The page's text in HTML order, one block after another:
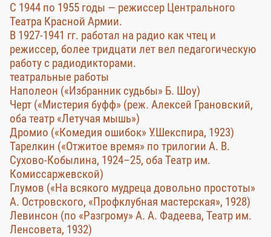
С 1944 по 1955 годы — режиссер Центрального
Театра Красной Армии.
В 1927-1941 гг. работал на радио как чтец и
режиссер, более тридцати лет вел педагогическую
работу с радиодикторами.
театральные работы
Наполеон («Избранник судьбы» Б. Шоу)
Черт («Мистерия буфф» (реж. Алексей Грановский,
оба театр «Летучая мышь»)
Дромио («Комедия ошибок» У.Шекспира, 1923)
Тарелкин («Отжитое время» по трилогии А. В.
Сухово-Кобылина, 1924–25, оба Театр им.
Комиссаржевской)
Глумов («На всякого мудреца довольно простоты»
А. Островского, «Профклубная мастерская», 1928)
Левинсон (по «Разгрому» А. А. Фадеева, Театр им.
Ленсовета, 1932)